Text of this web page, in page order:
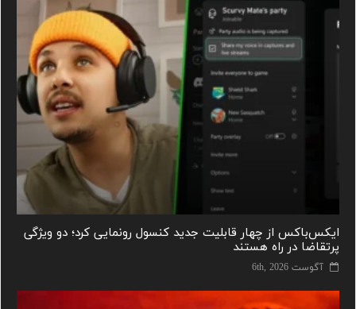
ایکس‌باکس از چهار قابلیت جدید کنسول رونمایی کرد؛ دو ویژگی
پرتقاضا در راه هستند
آگوست 6th, 2026